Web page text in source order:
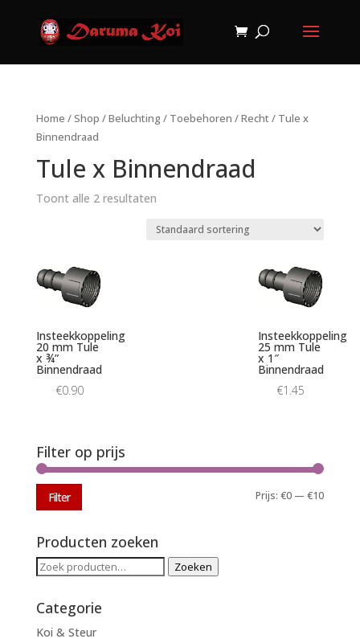
Home /Shop /Beluchting / Toebehoren /Recht/ Tule x
Binnendraad
Tule x Binnendraad
Toont alle 2 resultaten
Insteekkoppeling
20 mm Tule
x ¾”
Binnendraad
€0.90
Insteekkoppeling
25 mm Tule
x 1″
Binnendraad
€1.45
Filter op prijs
Min.
Max.
Filter Prijs:€0 —€10
Producten zoeken
Zoeken
Zoeken
Categorie
Koi & Steur